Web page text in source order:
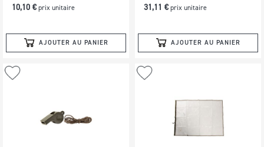
10,10 €prix unitaire
AJOUTER AU PANIER
31,11 €prix unitaire
AJOUTER AU PANIER
Ajouter
Ajouter